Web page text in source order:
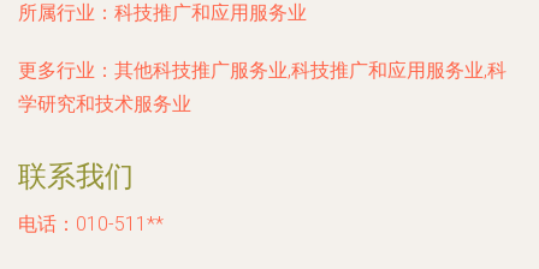
所属行业： 科技推广和应用服务业
更多行业： 其他科技推广服务业,科技推广和应用服务业,科
学研究和技术服务业
联系我们
电话：010-511**